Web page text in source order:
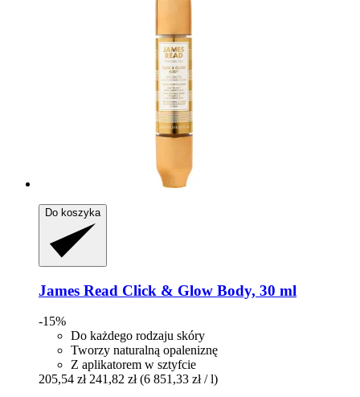
Do koszyka
James Read Click & Glow Body, 30 ml
-15%
Do każdego rodzaju skóry
Tworzy naturalną opaleniznę
Z aplikatorem w sztyfcie
205,54 zł 241,82 zł (6 851,33 zł / l)